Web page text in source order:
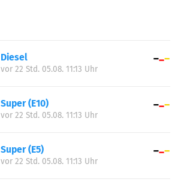
00:00-24:00
00:00-24:00
Diesel
vor 22 Std. 05.08. 11:13 Uhr
Super (E10)
vor 22 Std. 05.08. 11:13 Uhr
Super (E5)
vor 22 Std. 05.08. 11:13 Uhr